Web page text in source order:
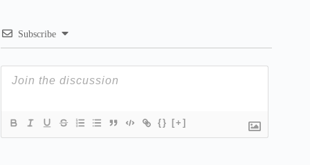
Subscribe
{} [+]